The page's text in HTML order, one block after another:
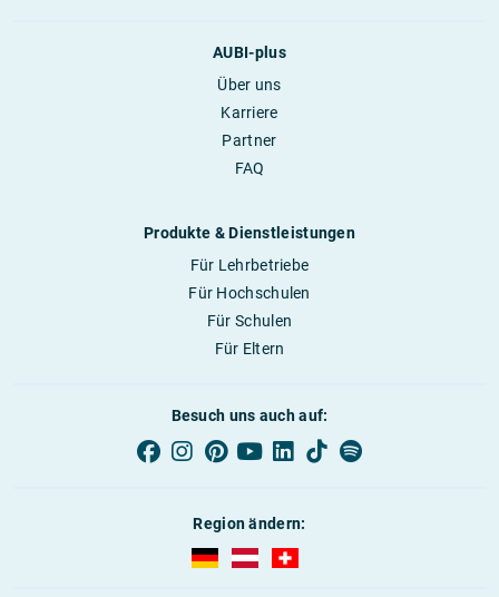
AUBI-plus
Über uns
Karriere
Partner
FAQ
Produkte & Dienstleistungen
Für Lehrbetriebe
Für Hochschulen
Für Schulen
Für Eltern
Besuch uns auch auf:
Region ändern:
AUBI-plus Deutschland (deutsch)
AUBI-plus Österreich (deutsch)